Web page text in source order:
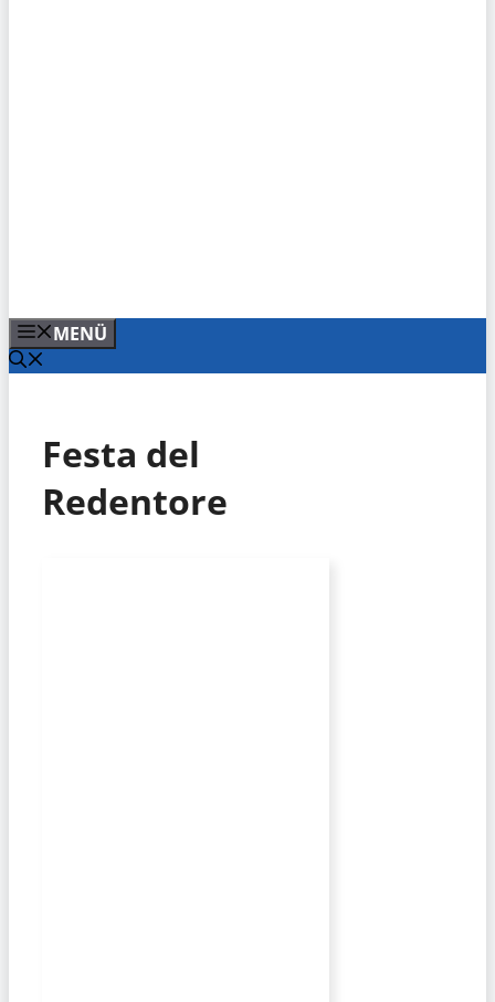
MENÜ
Festa del
Redentore